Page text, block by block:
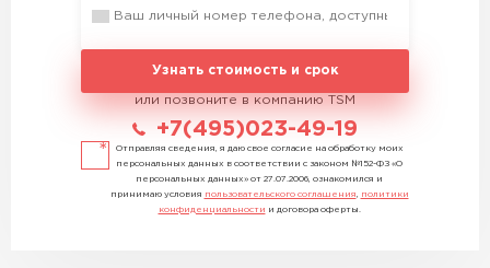
Узнать стоимость и срок
или позвоните в компанию TSM
+7(495)023-49-19
Отправляя сведения, я даю свое согласие на обработку моих
персональных данных в соответствии с законом №152-ФЗ «О
персональных данных» от 27.07.2006, ознакомился и
принимаю условия пользовательского соглашения
политики
конфиденциальности и договора оферты.